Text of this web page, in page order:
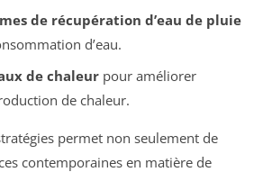
de récupération d’eau de pluie
d’eau.
de chaleurpour améliorer
de chaleur.
permet non seulement de
contemporaines en matière de